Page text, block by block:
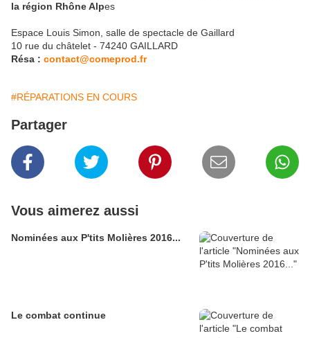
la région Rhône Alpes
Espace Louis Simon, salle de spectacle de Gaillard
10 rue du châtelet - 74240 GAILLARD
Résa : contact@comeprod.fr
#RÉPARATIONS EN COURS
Partager
Vous aimerez aussi
Nominées aux P'tits Molières 2016...
Le combat continue